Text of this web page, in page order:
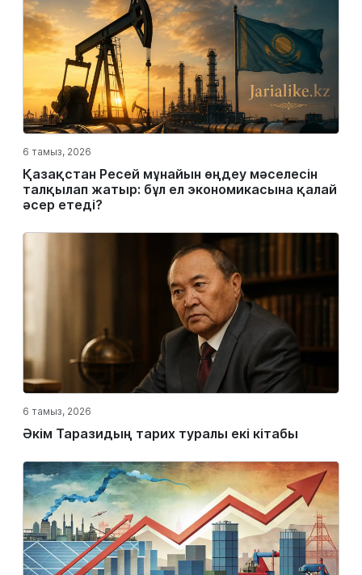
6 тамыз, 2026
Қазақстан Ресей мұнайын өңдеу мәселесін
талқылап жатыр: бұл ел экономикасына қалай
әсер етеді?
6 тамыз, 2026
Әкім Таразидың тарих туралы екі кітабы